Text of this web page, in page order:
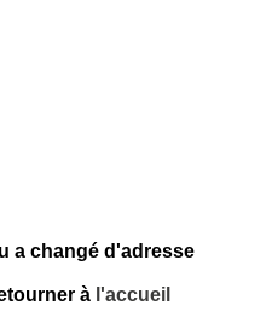
a changé d'adresse
à l'accueil